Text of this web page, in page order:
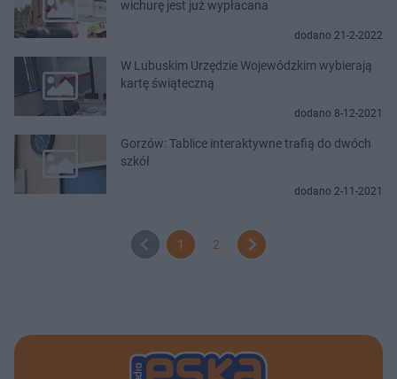
wichurę jest już wypłacana
dodano 21-2-2022
W Lubuskim Urzędzie Wojewódzkim wybierają
kartę świąteczną
dodano 8-12-2021
Gorzów: Tablice interaktywne trafią do dwóch
szkół
dodano 2-11-2021
1 2